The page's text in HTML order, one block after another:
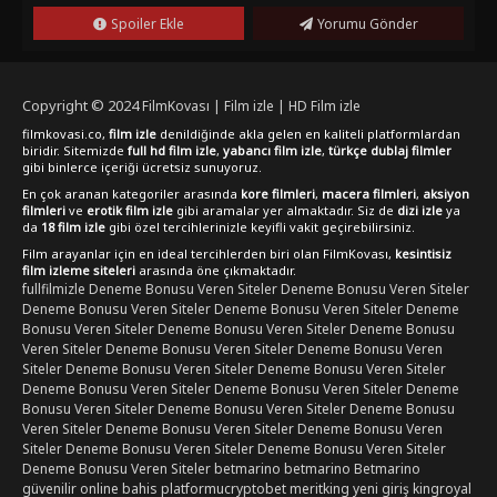
Spoiler Ekle Yorumu Gönder
Copyright © 2024FilmKovası | Film izle | HD Film izle
filmkovasi.co, film izle denildiğinde akla gelen en kaliteli platformlardan
biridir. Sitemizde full hd film izle, yabancı film izle, türkçe dublaj filmler
gibi binlerce içeriği ücretsiz sunuyoruz.
En çok aranan kategoriler arasında kore filmleri, macera filmleri, aksiyon
filmleri ve erotik film izle gibi aramalar yer almaktadır. Siz de dizi izle ya
da 18 film izle gibi özel tercihlerinizle keyifli vakit geçirebilirsiniz.
Film arayanlar için en ideal tercihlerden biri olan FilmKovası, kesintisiz
film izleme siteleri arasında öne çıkmaktadır.
fullfilmizle Deneme Bonusu Veren SitelerDeneme Bonusu Veren Siteler
Deneme Bonusu Veren SitelerDeneme Bonusu Veren SitelerDeneme
Bonusu Veren SitelerDeneme Bonusu Veren SitelerDeneme Bonusu
Veren SitelerDeneme Bonusu Veren SitelerDeneme Bonusu Veren
SitelerDeneme Bonusu Veren SitelerDeneme Bonusu Veren Siteler
Deneme Bonusu Veren SitelerDeneme Bonusu Veren SitelerDeneme
Bonusu Veren SitelerDeneme Bonusu Veren SitelerDeneme Bonusu
Veren SitelerDeneme Bonusu Veren SitelerDeneme Bonusu Veren
SitelerDeneme Bonusu Veren SitelerDeneme Bonusu Veren Siteler
Deneme Bonusu Veren Sitelerbetmarino betmarino Betmarino
güvenilir online bahis platformucryptobetmeritking yeni girişkingroyal